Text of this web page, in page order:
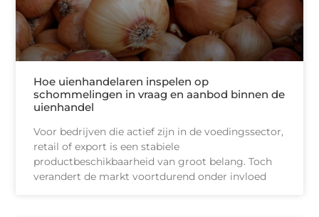
Hoe uienhandelaren inspelen op
schommelingen in vraag en aanbod binnen de
uienhandel
Voor bedrijven die actief zijn in de voedingssector,
retail of export is een stabiele
productbeschikbaarheid van groot belang. Toch
verandert de markt voortdurend onder invloed